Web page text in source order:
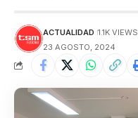
ACTUALIDAD 1.1K VIEWS
23 AGOSTO, 2024